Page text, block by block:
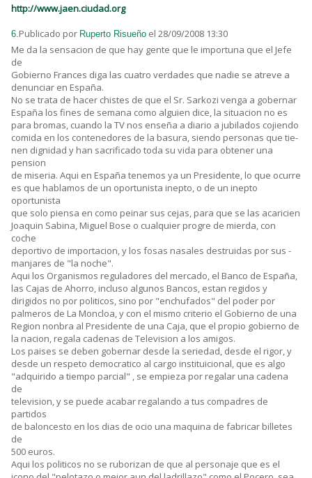
http://www.jaen.ciudad.org
6.Publicado por Ruperto Risueño el 28/09/2008 13:30
Me da la sensacion de que hay gente que le importuna que el Jefe
de
Gobierno Frances diga las cuatro verdades que nadie se atreve a
denunciar en España.
No se trata de hacer chistes de que el Sr. Sarkozi venga a gobernar
España los fines de semana como alguien dice, la situacion no es
para bromas, cuando la TV nos enseña a diario a jubilados cojiendo
comida en los contenedores de la basura, siendo personas que tie-
nen dignidad y han sacrificado toda su vida para obtener una
pension
de miseria. Aqui en España tenemos ya un Presidente, lo que ocurre
es que hablamos de un oportunista inepto, o de un inepto
oportunista
que solo piensa en como peinar sus cejas, para que se las acaricien
Joaquin Sabina, Miguel Bose o cualquier progre de mierda, con
coche
deportivo de importacion, y los fosas nasales destruidas por sus -
manjares de "la noche".
Aqui los Organismos reguladores del mercado, el Banco de España,
las Cajas de Ahorro, incluso algunos Bancos, estan regidos y
dirigidos no por politicos, sino por "enchufados" del poder por
palmeros de La Moncloa, y con el mismo criterio el Gobierno de una
Region nonbra al Presidente de una Caja, que el propio gobierno de
la nacion, regala cadenas de Television a los amigos.
Los paises se deben gobernar desde la seriedad, desde el rigor, y
desde un respeto democratico al cargo instituicional, que es algo
"adquirido a tiempo parcial" , se empieza por regalar una cadena
de
television, y se puede acabar regalando a tus compadres de
partidos
de baloncesto en los dias de ocio una maquina de fabricar billetes
de
500 euros.
Aqui los politicos no se ruborizan de que al personaje que es el